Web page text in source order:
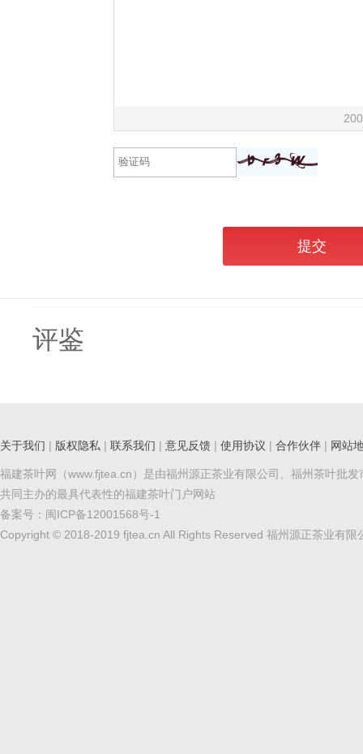
200
提交
评鉴
关于我们 | 版权隐私 | 联系我们 | 意见反馈 | 使用协议 | 合作伙伴 | 网站
福建茶叶网（www.fjtea.cn）是由福州源正茶业有限公司、福州茶叶批发
共同主办的最具代表性的福建茶叶门户网站
备案号： 闽ICP备12001568号-1
Copyright © 2018-2019 fjtea.cn All Rights Reserved 福州源正茶业有限